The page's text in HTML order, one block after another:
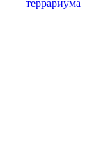
террариума